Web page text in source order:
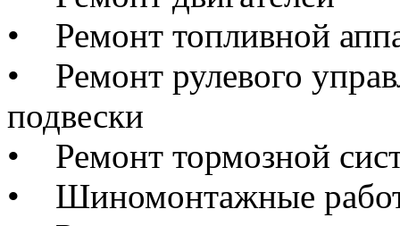
• Ремонт топливной
• Ремонт рулевого
подвески
• Ремонт тормозной
• Шиномонтажные